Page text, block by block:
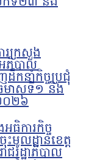
រក្រសួង
អភិបាល
កនាំកិច្ចប្រជុំ
ឆមាសទី១ និង
០២៦
ធិការកិច្ច
ះមូលដ្ឋានខេត្ត
ជរដ្ឋាភិបាល